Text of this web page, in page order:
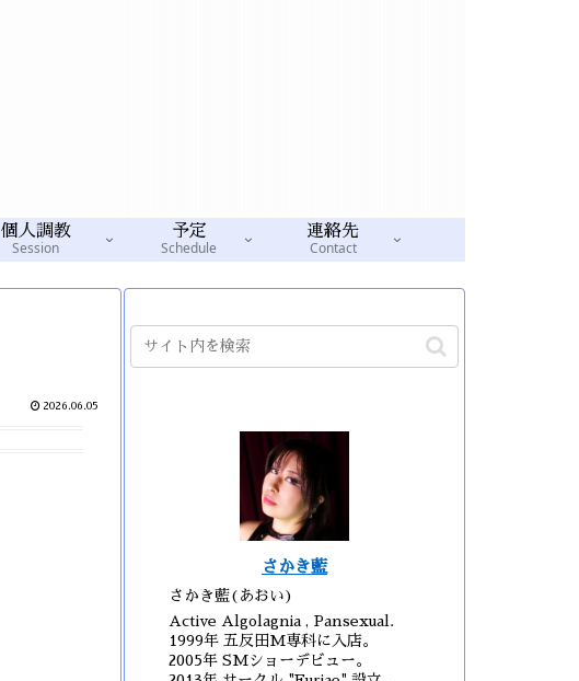
個人調教
Session
予定
Schedule
連絡先
Contact
2026.06.05
さかき藍
さかき藍(あおい)
Active Algolagnia , Pansexual.
1999年 五反田M専科に入店。
2005年 SMショーデビュー。